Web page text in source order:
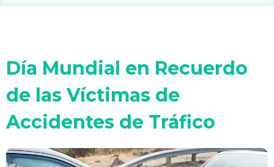
Día Mundial en Recuerdo
de las Víctimas de
Accidentes de Tráfico